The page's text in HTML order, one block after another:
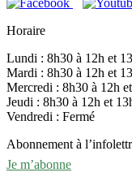
Horaire
Lundi : 8h30 à 12h et
Mardi : 8h30 à 12h et
Mercredi : 8h30 à 12h
Jeudi : 8h30 à 12h et
Vendredi : Fermé
Abonnement à
Je m’abonne